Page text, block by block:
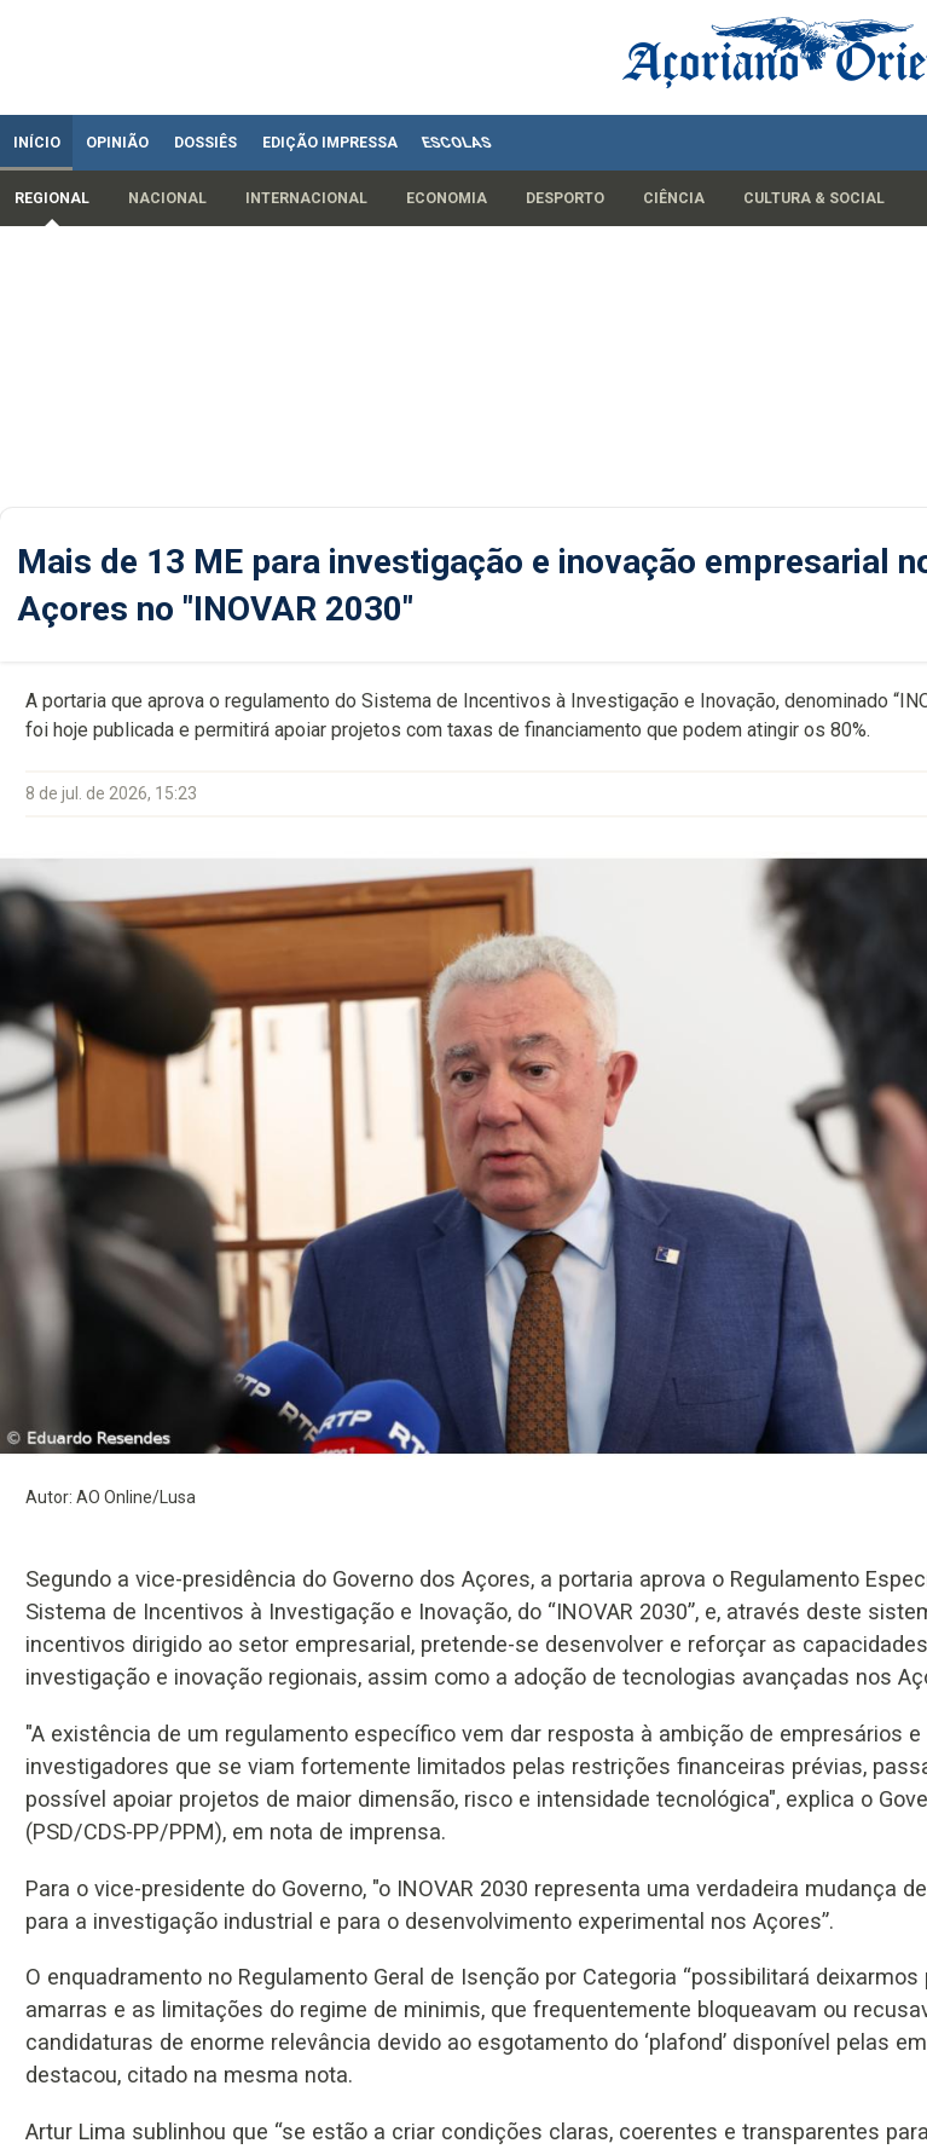
INÍCIO OPINIÃO DOSSIÊS EDIÇÃO IMPRESSA ESCOLAS
REGIONAL NACIONAL INTERNACIONAL ECONOMIA DESPORTO CIÊNCIA CULTURA & SOCIAL
Mais de 13 ME para investigação e inovação empresarial
Açores no "INOVAR 2030"
A portaria que aprova o regulamento do Sistema de Incentivos à Investigação e Inovação, denominado
foi hoje publicada e permitirá apoiar projetos com taxas de financiamento que podem atingir os 80%.
8 de jul. de 2026, 15:23
Autor: AO Online/Lusa
Segundo a vice-presidência do Governo dos Açores, a portaria aprova o Regulamento
Sistema de Incentivos à Investigação e Inovação, do “INOVAR 2030”, e, através deste
incentivos dirigido ao setor empresarial, pretende-se desenvolver e reforçar as
investigação e inovação regionais, assim como a adoção de tecnologias avançadas nos
"A existência de um regulamento específico vem dar resposta à ambição de empresários e
investigadores que se viam fortemente limitados pelas restrições financeiras prévias,
possível apoiar projetos de maior dimensão, risco e intensidade tecnológica", explica o
(PSD/CDS-PP/PPM), em nota de imprensa.
Para o vice-presidente do Governo, "o INOVAR 2030 representa uma verdadeira mudança
para a investigação industrial e para o desenvolvimento experimental nos Açores”.
O enquadramento no Regulamento Geral de Isenção por Categoria “possibilitará
amarras e as limitações do regime de minimis, que frequentemente bloqueavam ou
candidaturas de enorme relevância devido ao esgotamento do ‘plafond’ disponível pelas
destacou, citado na mesma nota.
Artur Lima sublinhou que “se estão a criar condições claras, coerentes e transparentes